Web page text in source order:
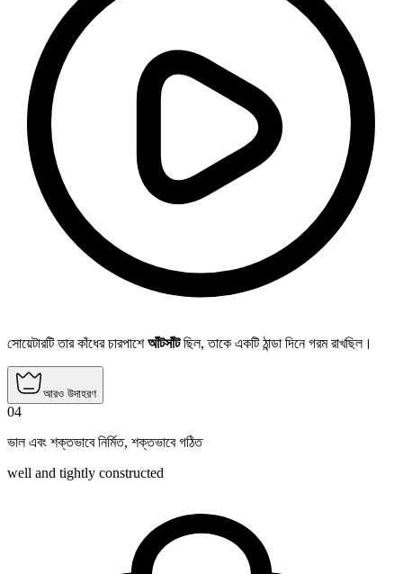
সোয়েটারটি তার কাঁধের চারপাশেআঁটসাঁটছিল, তাকে একটি ঠান্ডা দিনে গরম রাখছিল।
আরও উদাহরণ
04
ভাল এবং শক্তভাবে নির্মিত, শক্তভাবে গঠিত
well and tightly constructed